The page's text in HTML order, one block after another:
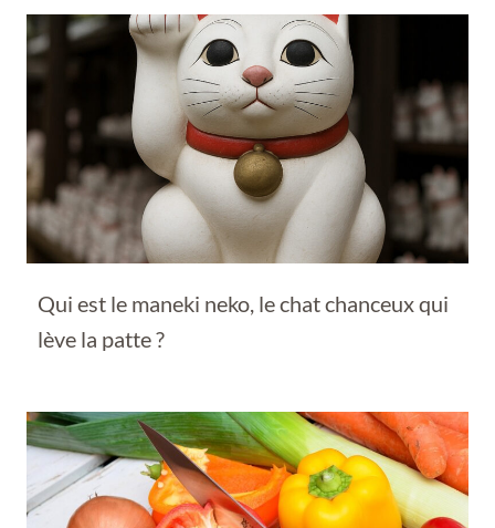
Qui est le maneki neko, le chat chanceux qui
lève la patte ?